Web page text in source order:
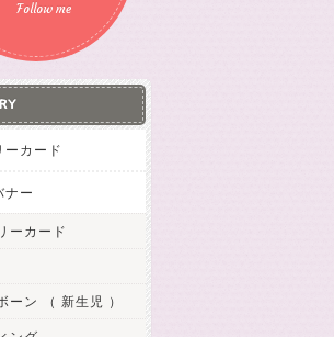
Follow me
ーカード
ナー
ーカード
ーン （ 新生児 ）